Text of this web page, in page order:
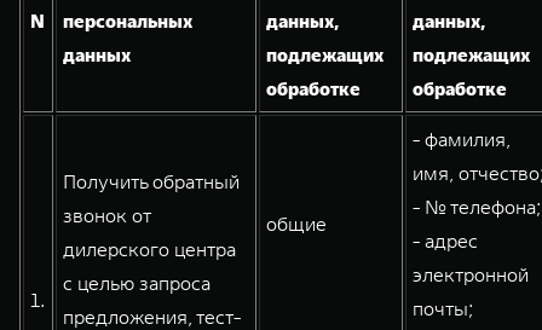
от 6 149 000 ₽
Эстетика нового времени
от 5 699 000 ₽
TANK Лизинг
Цифровые сервисы TANK
N
персональных
данных
данных,
подлежащих
обработке
данных,
подлежащих
обработке
1.
Получить обратный
звонок от
дилерского центра
с целью запроса
предложения, тест-
общие
- фамилия,
имя,
- № телефона;
- адрес
электронной
почты;